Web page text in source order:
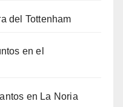
del Tottenham
en el
en La Noria